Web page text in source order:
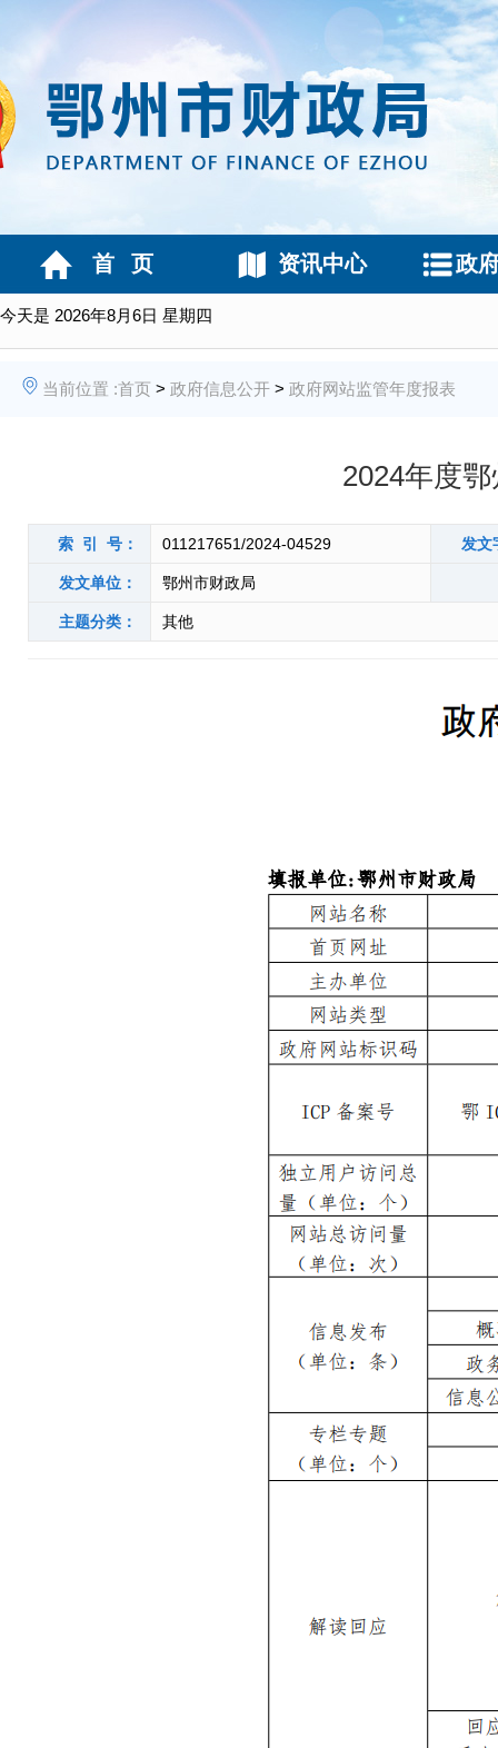
今天是 2026年8月6日 星期四
首 页 资讯中心 政
当前位置 :首页 > 政府信息公开 > 政府网站监管年度报表
2024年度
索 引 号： 011217651/2024-04529 发文
发文单位： 鄂州市财政局
主题分类： 其他